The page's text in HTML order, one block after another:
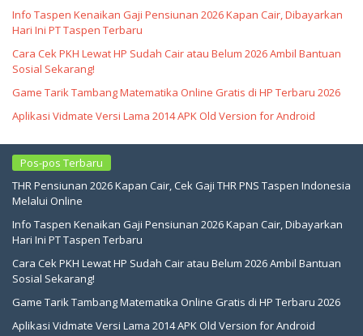
Info Taspen Kenaikan Gaji Pensiunan 2026 Kapan Cair, Dibayarkan
Hari Ini PT Taspen Terbaru
Cara Cek PKH Lewat HP Sudah Cair atau Belum 2026 Ambil Bantuan
Sosial Sekarang!
Game Tarik Tambang Matematika Online Gratis di HP Terbaru 2026
Aplikasi Vidmate Versi Lama 2014 APK Old Version for Android
Pos-pos Terbaru
THR Pensiunan 2026 Kapan Cair, Cek Gaji THR PNS Taspen Indonesia
Melalui Online
Info Taspen Kenaikan Gaji Pensiunan 2026 Kapan Cair, Dibayarkan
Hari Ini PT Taspen Terbaru
Cara Cek PKH Lewat HP Sudah Cair atau Belum 2026 Ambil Bantuan
Sosial Sekarang!
Game Tarik Tambang Matematika Online Gratis di HP Terbaru 2026
Aplikasi Vidmate Versi Lama 2014 APK Old Version for Android